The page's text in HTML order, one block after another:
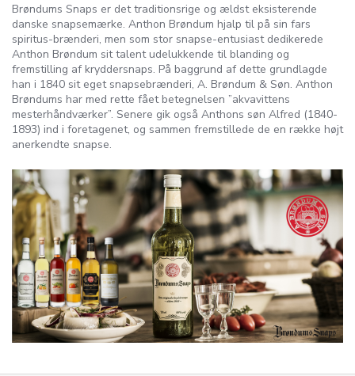
Brøndums Snaps er det traditionsrige og ældst eksisterende
danske snapsemærke. Anthon Brøndum hjalp til på sin fars
spiritus-brænderi, men som stor snapse-entusiast dedikerede
Anthon Brøndum sit talent udelukkende til blanding og
fremstilling af kryddersnaps. På baggrund af dette grundlagde
han i 1840 sit eget snapsebrænderi, A. Brøndum & Søn. Anthon
Brøndums har med rette fået betegnelsen ”akvavittens
mesterhåndværker”. Senere gik også Anthons søn Alfred (1840-
1893) ind i foretagenet, og sammen fremstillede de en række højt
anerkendte snapse.